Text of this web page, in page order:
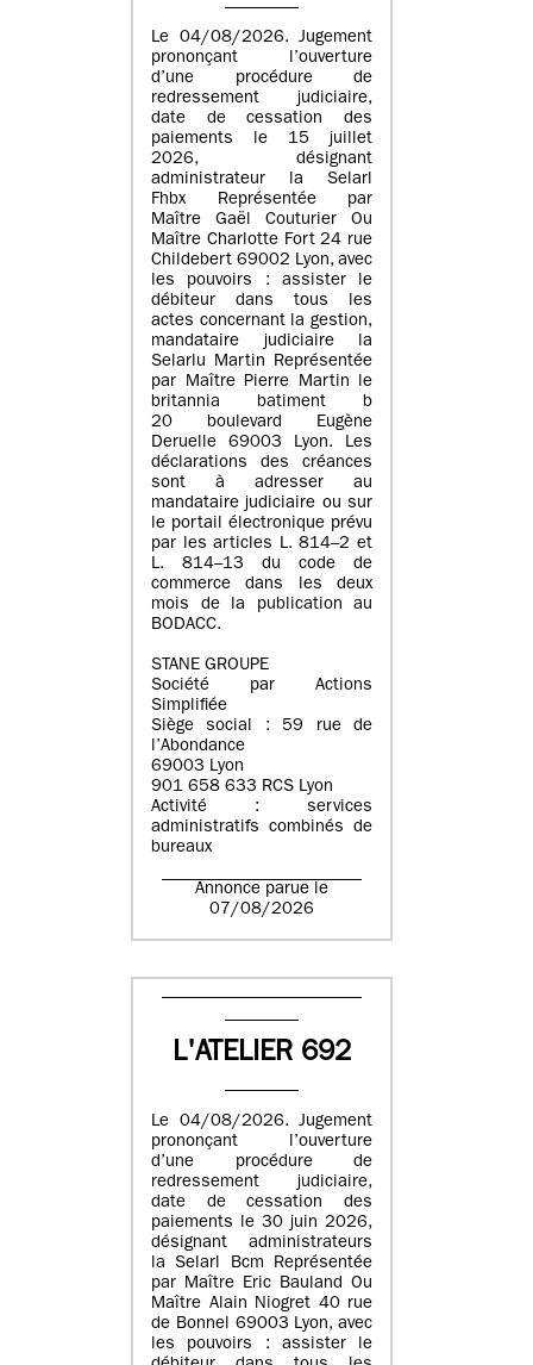
Le 04/08/2026. Jugement
prononçant l’ouverture
d’une procédure de
redressement judiciaire,
date de cessation des
paiements le 15 juillet
2026, désignant
administrateur la Selarl
Fhbx Représentée par
Maître Gaël Couturier Ou
Maître Charlotte Fort 24 rue
Childebert 69002 Lyon, avec
les pouvoirs : assister le
débiteur dans tous les
actes concernant la gestion,
mandataire judiciaire la
Selarlu Martin Représentée
par Maître Pierre Martin le
britannia batiment b
20 boulevard Eugène
Deruelle 69003 Lyon. Les
déclarations des créances
sont à adresser au
mandataire judiciaire ou sur
le portail électronique prévu
par les articles L. 814–2 et
L. 814–13 du code de
commerce dans les deux
mois de la publication au
BODACC.
STANE GROUPE
Société par Actions
Simplifiée
Siège social : 59 rue de
l’Abondance
69003 Lyon
901 658 633 RCS Lyon
Activité : services
administratifs combinés de
bureaux
Annonce parue le
07/08/2026
L'ATELIER 692
Le 04/08/2026. Jugement
prononçant l’ouverture
d’une procédure de
redressement judiciaire,
date de cessation des
paiements le 30 juin 2026,
désignant administrateurs
la Selarl Bcm Représentée
par Maître Eric Bauland Ou
Maître Alain Niogret 40 rue
de Bonnel 69003 Lyon, avec
les pouvoirs : assister le